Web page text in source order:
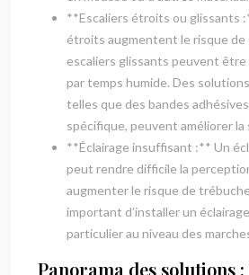
**Escaliers étroits ou glissants
étroits augmentent le risque de
escaliers glissants peuvent
par temps humide. Des
telles que des bandes
spécifique, peuvent améliorer la
**Éclairage insuffisant :** Un
peut rendre difficile la
augmenter le risque de
important d’installer un
particulier au niveau des
Panorama des solutions